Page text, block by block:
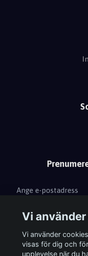
Vi
Vi använder
visas för dig och
upplevelse när du